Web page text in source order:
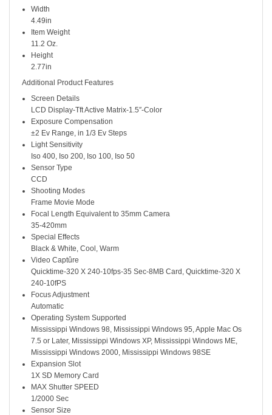
Width
4.49in
Item Weight
11.2 Oz.
Height
2.77in
Additional Product Features
Screen Details
LCD Display-Tft Active Matrix-1.5″-Color
Exposure Compensation
±2 Ev Range, in 1/3 Ev Steps
Light Sensitivity
Iso 400, Iso 200, Iso 100, Iso 50
Sensor Type
CCD
Shooting Modes
Frame Movie Mode
Focal Length Equivalent to 35mm Camera
35-420mm
Special Effects
Black & White, Cool, Warm
Video Captûre
Quicktime-320 X 240-10fps-35 Sec-8MB Card, Quicktime-320 X
240-10fPS
Focus Adjustment
Automatic
Operating System Supported
Mississippi Windows 98, Mississippi Windows 95, Apple Mac Os
7.5 or Later, Mississippi Windows XP, Mississippi Windows ME,
Mississippi Windows 2000, Mississippi Windows 98SE
Expansion Slot
1X SD Memory Card
MAX Shutter SPEED
1/2000 Sec
Sensor Size